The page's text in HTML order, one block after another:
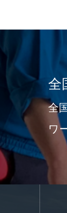
全
全国
ワ